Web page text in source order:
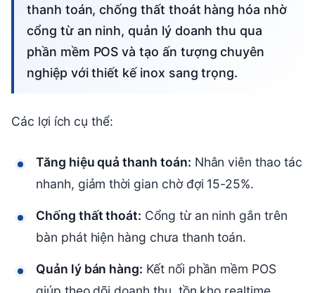
thanh toán, chống thất thoát hàng hóa nhờ
cổng từ an ninh, quản lý doanh thu qua
phần mềm POS và tạo ấn tượng chuyên
nghiệp với thiết kế inox sang trọng.
Các lợi ích cụ thể:
Tăng hiệu quả thanh toán: Nhân viên thao tác
nhanh, giảm thời gian chờ đợi 15-25%.
Chống thất thoát: Cổng từ an ninh gắn trên
bàn phát hiện hàng chưa thanh toán.
Quản lý bán hàng: Kết nối phần mềm POS